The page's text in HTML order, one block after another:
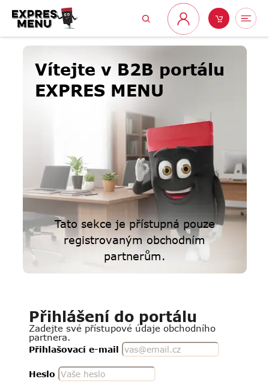
obsah
Hledat
Přihlášení
Nákupní
košík
Vítejte v B2B portálu
EXPRES MENU
Tato sekce je přístupná pouze
registrovaným obchodním
partnerům.
Přihlášení do portálu
Zadejte své přístupové údaje obchodního
partnera.
Přihlašovací e-mail
Heslo